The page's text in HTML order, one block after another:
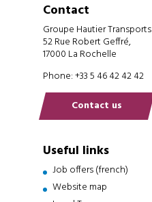
Contact
Groupe Hautier Transports
52 Rue Robert Geffré,
17000 La Rochelle
Phone: +33 5 46 42 42 42
Contact us
Useful links
Job offers (french)
Website map